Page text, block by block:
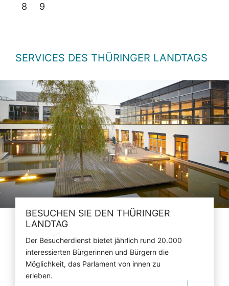
8 9
SERVICES DES THÜRINGER LANDTAGS
BESUCHEN SIE DEN THÜRINGER
LANDTAG
Der Besucherdienst bietet jährlich rund 20.000
interessierten Bürgerinnen und Bürgern die
Möglichkeit, das Parlament von innen zu
erleben.